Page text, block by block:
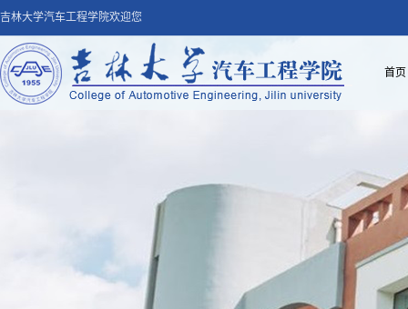
吉林大学汽车工程学院欢迎您
首页